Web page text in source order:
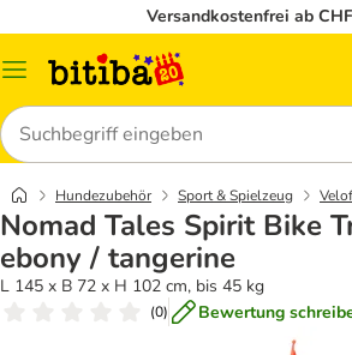
Versandkostenfrei ab
Menü
Suchen
Hundezubehör Sport & Spielzeug
Nomad Tales Spirit Bike
ebony / tangerine
L 145 x B 72 x H 102 cm, bis 45 kg
(0) Bewertung